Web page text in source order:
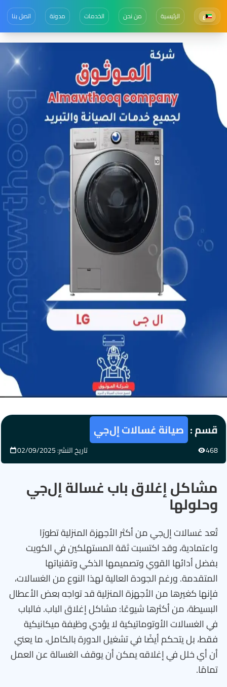
ع الرئيسية من نحن الخدمات مدونة اتصل بنا
قسم : صيانة غسالات إل‌جي
468 تاريخ النشر: 02/09/2025
مشاكل إغلاق باب غسالة إل‌جي
وحلولها
تُعد غسالات إل‌جي من أكثر الأجهزة المنزلية تطورًا
واعتمادية، وقد اكتسبت ثقة المستهلكين في الكويت
بفضل أدائها القوي وتصميمها الذكي وتقنياتها
المتقدمة. ورغم الجودة العالية لهذا النوع من الغسالات،
فإنها كغيرها من الأجهزة المنزلية قد تواجه بعض الأعطال
البسيطة، من أكثرها شيوعًا: مشاكل إغلاق الباب. فالباب
في الغسالات الأوتوماتيكية لا يؤدي وظيفة ميكانيكية
فقط، بل يتحكم أيضًا في تشغيل الدورة بالكامل، ما يعني
أن أي خلل في إغلاقه يمكن أن يوقف الغسالة عن العمل
تمامًا.